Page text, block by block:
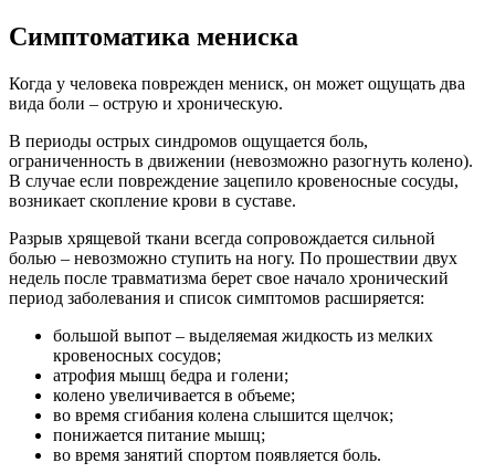
Симптоматика мениска
Когда у человека поврежден мениск, он может ощущать два
вида боли – острую и хроническую.
В периоды острых синдромов ощущается боль,
ограниченность в движении (невозможно разогнуть колено).
В случае если повреждение зацепило кровеносные сосуды,
возникает скопление крови в суставе.
Разрыв хрящевой ткани всегда сопровождается сильной
болью – невозможно ступить на ногу. По прошествии двух
недель после травматизма берет свое начало хронический
период заболевания и список симптомов расширяется:
большой выпот – выделяемая жидкость из мелких
кровеносных сосудов;
атрофия мышц бедра и голени;
колено увеличивается в объеме;
во время сгибания колена слышится щелчок;
понижается питание мышц;
во время занятий спортом появляется боль.